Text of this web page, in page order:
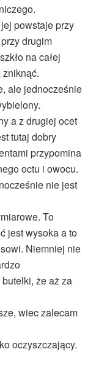
powstaje przy
drugim
na całej
ale jednocześnie
a z drugiej ocet
tutaj dobry
przypomina
octu i owocu.
nie jest
To
jest wysoka a to
Niemniej nie
że aż za
wiec zalecam
oczyszczający.